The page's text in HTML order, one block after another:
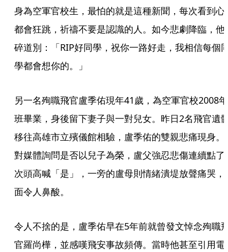
身為空軍官校生，最怕的就是這種新聞，每次看到心
都會狂跳，祈禱不要是認識的人。如今悲劇降臨，他
碎道別：「RIP好同學，祝你一路好走，我相信每個
學都會想你的。」
另一名殉職飛官盧季佑現年41歲，為空軍官校2008年
班畢業，身後留下妻子與一對兒女。昨日2名飛官遺
移往高雄市立殯儀館相驗，盧季佑的雙親悲痛現身。
對媒體詢問是否以兒子為榮，盧父強忍悲傷連續點了
次頭高喊「是」，一旁的盧母則情緒潰堤放聲痛哭，
面令人鼻酸。
令人不捨的是，盧季佑早在5年前就曾發文悼念殉職
官羅尚樺，並感嘆飛安事故頻傳。當時他甚至引用電